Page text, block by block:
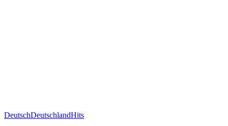
DeutschDeutschlandHits